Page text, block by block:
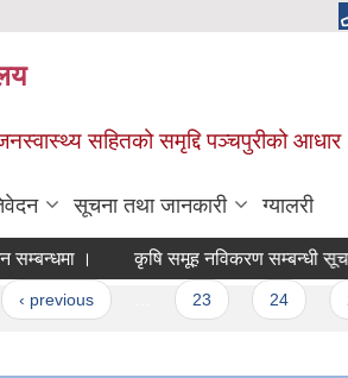
सहितको समृद्दि पञ्चपुरीको आधार
सूचना तथा जानकारी ग्यालरी
सम्बन्धमा । कृषि समूह नविकरण सम्बन्धी सूचना ।